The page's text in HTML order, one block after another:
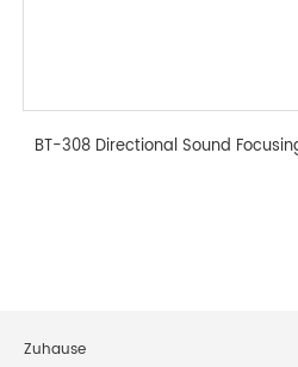
BT-308 Directional Sound
Zuhause